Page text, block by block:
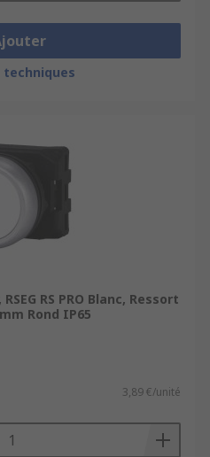
techniques
RS PRO Blanc, Ressort
Rond IP65
3,89 €/unité